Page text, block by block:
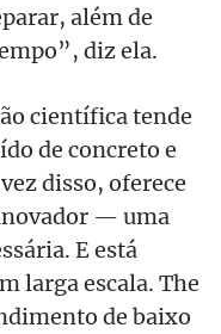
além de
diz ela.
científica tende
de concreto e
disso, oferece
— uma
E está
larga escala. The
de baixo